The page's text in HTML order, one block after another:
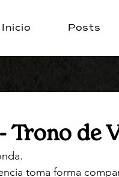
Inicio Posts
Trono de
toma forma